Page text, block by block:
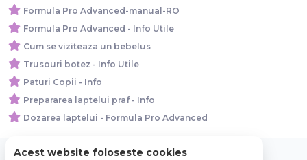
Formula Pro Advanced-manual-RO
Formula Pro Advanced - Info Utile
Cum se viziteaza un bebelus
Trusouri botez - Info Utile
Paturi Copii - Info
Prepararea laptelui praf - Info
Dozarea laptelui - Formula Pro Advanced
Acest website foloseste cookies